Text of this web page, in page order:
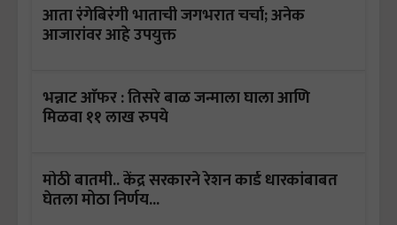
आता रंगेबिरंगी भाताची जगभरात चर्चा; अनेक
आजारांवर आहे उपयुक्त
भन्नाट आँफर : तिसरे बाळ जन्माला घाला आणि
मिळवा ११ लाख रुपये
मोठी बातमी.. केंद्र सरकारने रेशन कार्ड धारकांबाबत
घेतला मोठा निर्णय...